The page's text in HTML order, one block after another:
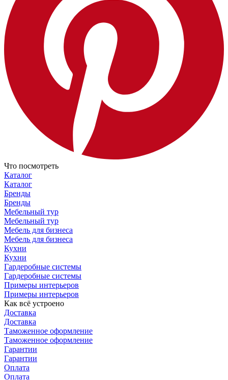
Что посмотреть
Каталог
Каталог
Бренды
Бренды
Мебельный тур
Мебельный тур
Мебель для бизнеса
Мебель для бизнеса
Кухни
Кухни
Гардеробные системы
Гардеробные системы
Примеры интерьеров
Примеры интерьеров
Как всё устроено
Доставка
Доставка
Таможенное оформление
Таможенное оформление
Гарантии
Гарантии
Оплата
Оплата